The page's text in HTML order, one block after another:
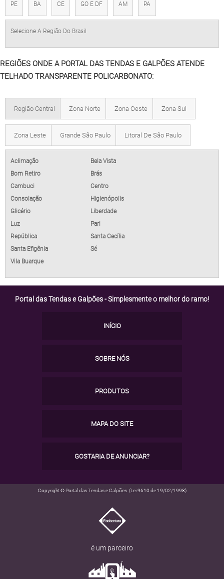
PE BA CE GO E DF AM PA
Selecione A Região Do Brasil
REGIÕES ONDE A PORTAL DAS TENDAS E GALPÕES ATENDE
TELHADO TRANSPARENTE POLICARBONATO:
Região Central Zona Norte Zona Oeste Zona Sul
Zona Leste Grande São Paulo Litoral De São Paulo
Aclimação
Bela Vista
Bom Retiro
Brás
Cambuci
Centro
Consolação
Higienópolis
Glicério
Liberdade
Luz
Pari
República
Santa Cecília
Santa Efigênia
Sé
Vila Buarque
Portal das Tendas e Galpões - Simplesmente o melhor do ramo!
INÍCIO
SOBRE NÓS
PRODUTOS
MAPA DO SITE
GOSTARIA DE ANUNCIAR?
Copyright © Portal das Tendas e Galpões. (Lei 9610 de 19/02/1998)
é um parceiro